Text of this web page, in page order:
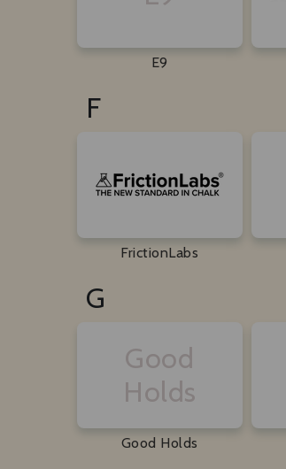
E9
F
FrictionLabs
G
Good
Holds
Good Holds